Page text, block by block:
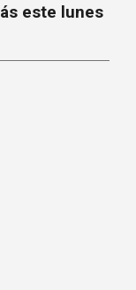
este lunes